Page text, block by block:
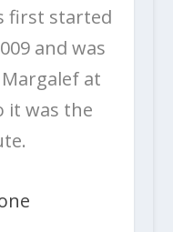
first started
and was
at
it was the